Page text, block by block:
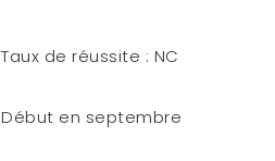
Taux de réussite : NC
Début en septembre